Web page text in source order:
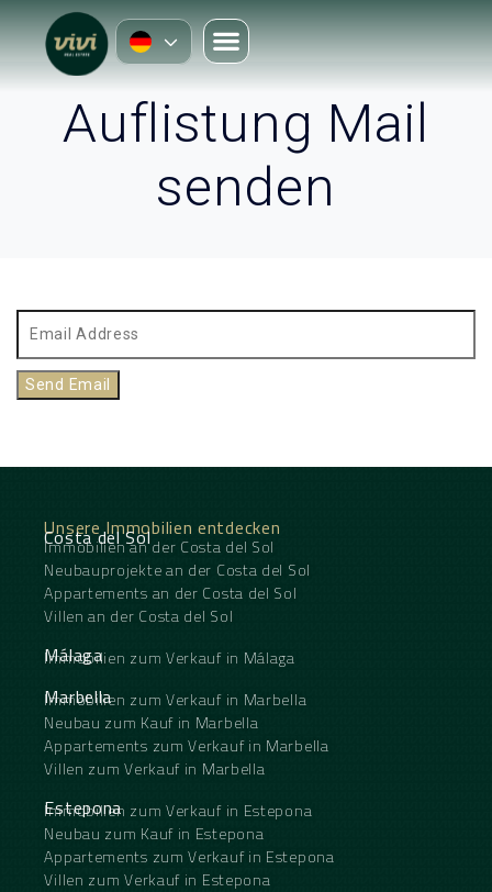
Auflistung Mail
senden
Send Email
Unsere Immobilien entdecken
Costa del Sol
Immobilien an der Costa del Sol
Neubauprojekte an der Costa del Sol
Appartements an der Costa del Sol
Villen an der Costa del Sol
Málaga
Immobilien zum Verkauf in Málaga
Marbella
Immobilien zum Verkauf in Marbella
Neubau zum Kauf in Marbella
Appartements zum Verkauf in Marbella
Villen zum Verkauf in Marbella
Estepona
Immobilien zum Verkauf in Estepona
Neubau zum Kauf in Estepona
Appartements zum Verkauf in Estepona
Villen zum Verkauf in Estepona